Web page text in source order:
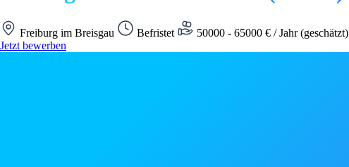
Freiburg im Breisgau Befristet 50000 - 65000 € / Jahr (geschätzt)
Jetzt bewerben